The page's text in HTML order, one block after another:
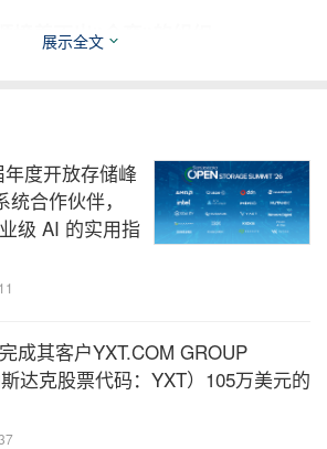
养不出"会变"的组织
：
韧性、适应力并准备好应对变革
。"
先企业，支持其实现了转型成
组织能力建设，让该企业具备自
。一个组织最核心的能力，并非
而是在不确定环境中，持续完成
展示全文
度开放存储峰
合作伙伴，
级 AI 的实用指
成其客户YXT.COM GROUP
达克股票代码：YXT）105万美元的